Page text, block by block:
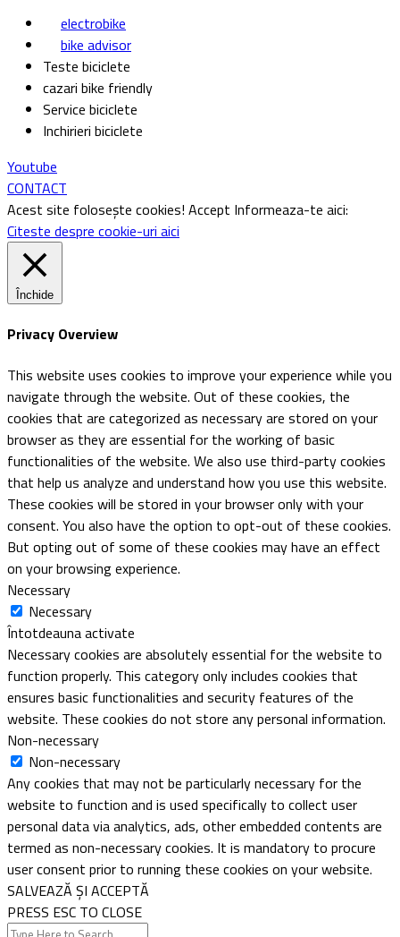
electrobike
bike advisor
Teste biciclete
cazari bike friendly
Service biciclete
Inchirieri biciclete
Youtube
CONTACT
Acest site folosește cookies! Accept Informeaza-te aici:
Citeste despre cookie-uri aici
Închide
Privacy Overview
This website uses cookies to improve your experience while you
navigate through the website. Out of these cookies, the
cookies that are categorized as necessary are stored on your
browser as they are essential for the working of basic
functionalities of the website. We also use third-party cookies
that help us analyze and understand how you use this website.
These cookies will be stored in your browser only with your
consent. You also have the option to opt-out of these cookies.
But opting out of some of these cookies may have an effect
on your browsing experience.
Necessary
Necessary
Întotdeauna activate
Necessary cookies are absolutely essential for the website to
function properly. This category only includes cookies that
ensures basic functionalities and security features of the
website. These cookies do not store any personal information.
Non-necessary
Non-necessary
Any cookies that may not be particularly necessary for the
website to function and is used specifically to collect user
personal data via analytics, ads, other embedded contents are
termed as non-necessary cookies. It is mandatory to procure
user consent prior to running these cookies on your website.
SALVEAZĂ ȘI ACCEPTĂ
PRESS ESC TO CLOSE